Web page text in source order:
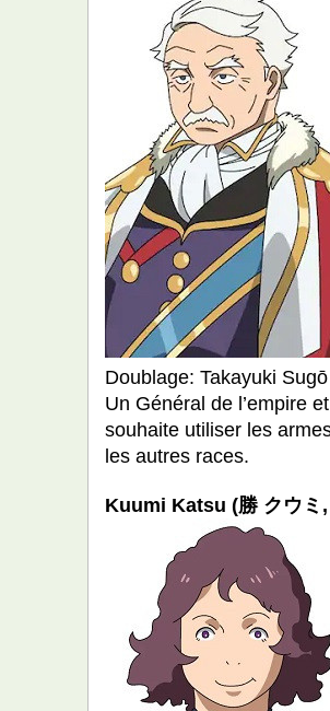
Doublage: Takayuki Sugō
Un Général de l’empire
souhaite utiliser les
les autres races.
Kuumi Katsu (勝 クウ